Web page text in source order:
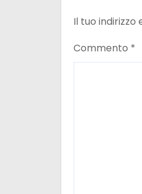
e
a
Il tuo indirizzo
Commento *